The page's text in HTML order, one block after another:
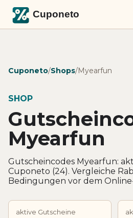
Cuponeto/Shops/Myearfun
SHOP
Myearfun
Gutscheincodes Myearfun:
Cuponeto (24). Vergleiche
Bedingungen vor dem
aktive Gutscheine